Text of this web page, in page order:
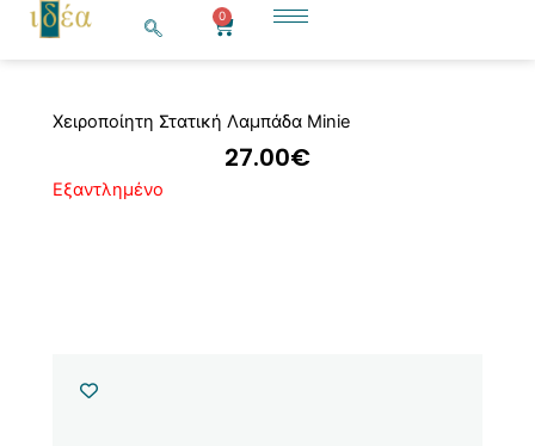
Μετάβαση
0
Cart
Χειροποίητη Στατική Λαμπάδα Minie
27.00€
Εξαντλημένο